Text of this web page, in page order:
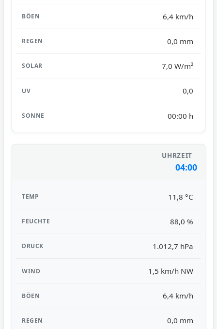
6,4 km/h
0,0 mm
7,0 W/m²
0,0
00:00 h
04:00
11,8 °C
88,0 %
1.012,7 hPa
1,5 km/h NW
6,4 km/h
0,0 mm